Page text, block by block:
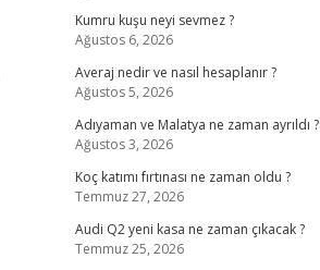
Kumru kuşu neyi sevmez ?
Ağustos 6, 2026
Averaj nedir ve nasıl hesaplanır ?
Ağustos 5, 2026
Adıyaman ve Malatya ne zaman ayrıldı ?
Ağustos 3, 2026
Koç katımı fırtınası ne zaman oldu ?
Temmuz 27, 2026
Audi Q2 yeni kasa ne zaman çıkacak ?
Temmuz 25, 2026